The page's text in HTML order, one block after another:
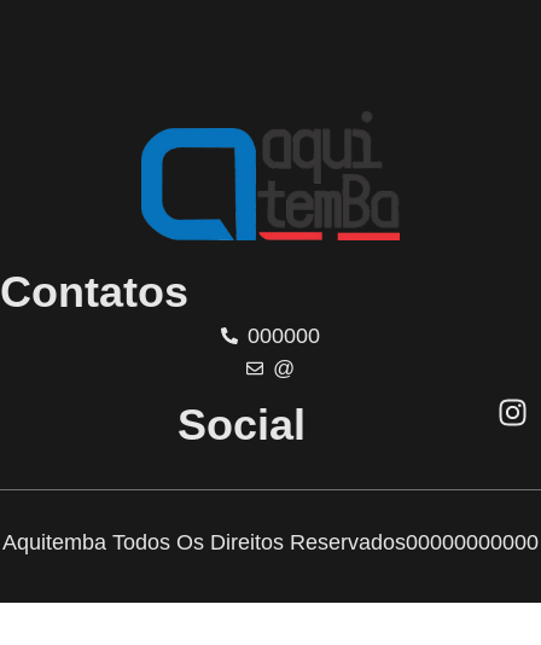
Contatos
000000
@
Social
Aquitemba Todos Os Direitos Reservados00000000000